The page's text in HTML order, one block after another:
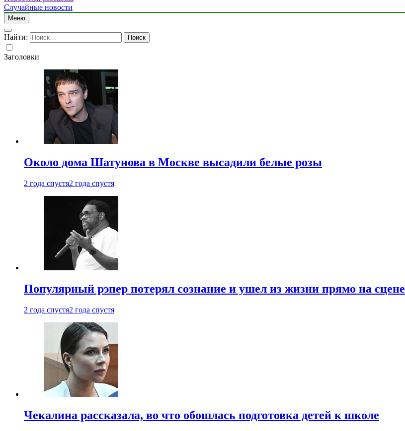
Случайные новости
Меню
Найти:
Заголовки
Около дома Шатунова в Москве высадили белые розы
2 года спустя2 года спустя
Популярный рэпер потерял сознание и ушел из жизни прямо на сцене
2 года спустя2 года спустя
Чекалина рассказала, во что обошлась подготовка детей к школе